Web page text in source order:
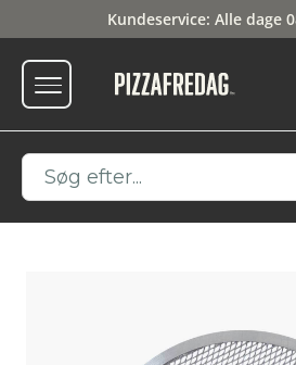
Kundeservice: Alle dage